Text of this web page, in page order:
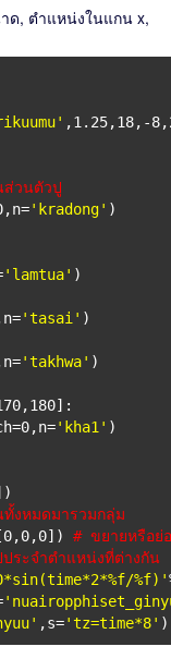
ด, ตำแหน่งในแกน x,
,1.25,18,-
ส่วนตัวปู
'kradong' )
'lamtua' )
'tasai' )
'takhwa' )
'kha1' )
งหมดมารวมกลุ่ม
# ขยายหรือย่
ระจำตำแหน่งที่ต่างกัน
%f)'
,s='tz=time*8'